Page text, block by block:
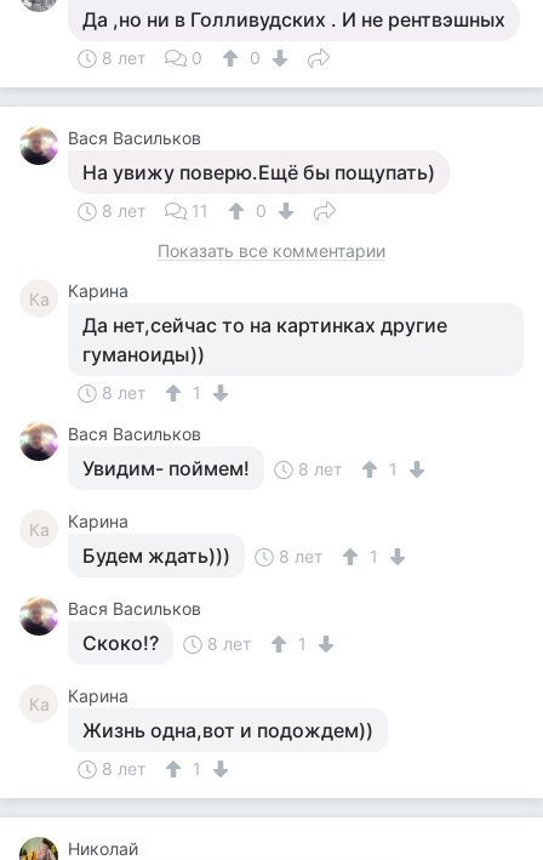
Да ,но ни в Голливудских . И не рентвэшных
8 лет 0 0
Вася Васильков
На увижу поверю.Ещё бы пощупать)
8 лет 11
0
Показать все комментарии
Ка Карина
Да нет,сейчас то на картинках другие
гуманоиды))
8 лет
1
Вася Васильков
Увидим- поймем! 8 лет 1
Ка Карина
Будем ждать))) 8 лет 1
Вася Васильков
Скоко!? 8 лет 1
Ка Карина
Жизнь одна,вот и подождем))
8 лет 1
Николай